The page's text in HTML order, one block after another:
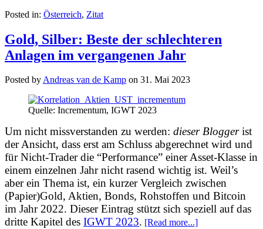
Posted in: Österreich, Zitat
Gold, Silber: Beste der schlechteren
Anlagen im vergangenen Jahr
Posted byAndreas van de Kamp on 31. Mai 2023
Quelle: Incrementum, IGWT 2023
Um nicht missverstanden zu werden: dieser Bloggerist
der Ansicht, dass erst am Schluss abgerechnet wird und
für Nicht-Trader die “Performance” einer Asset-Klasse in
einem einzelnen Jahr nicht rasend wichtig ist. Weil’s
aber ein Thema ist, ein kurzer Vergleich zwischen
(Papier)Gold, Aktien, Bonds, Rohstoffen und Bitcoin
im Jahr 2022. Dieser Eintrag stützt sich speziell auf das
dritte Kapitel des IGWT 2023. [Read more...]